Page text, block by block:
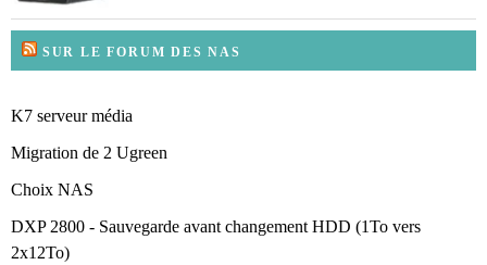
SUR LE FORUM DES NAS
K7 serveur média
Migration de 2 Ugreen
Choix NAS
DXP 2800 - Sauvegarde avant changement HDD (1To vers
2x12To)